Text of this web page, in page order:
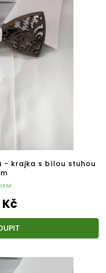
- krajka s bílou stuhou